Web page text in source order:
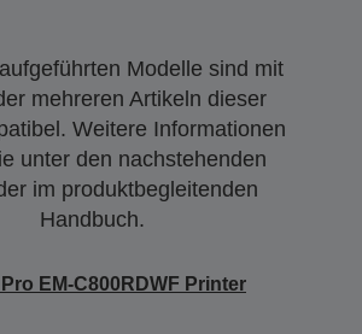
Modelle sind mit
mehreren Artikeln dieser
Weitere Informationen
unter den nachstehenden
im produktbegleitenden
Handbuch.
EM-C800RDWF Printer